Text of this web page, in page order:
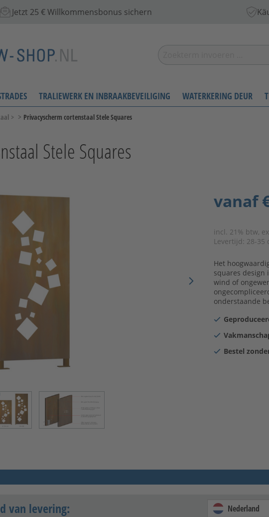
Jetzt 25 € Willkommensbonus sichern
TRALIEWERK EN INBRAAKBEVEILIGING WATERKERING DEUR
> > Privacyscherm cortenstaal Stele Squares
Stele Squares
vanaf
incl. 21% btw,
Levertijd: 28-35
Het
squares design
wind of
onderstaande
Bestel
van levering: Nederland